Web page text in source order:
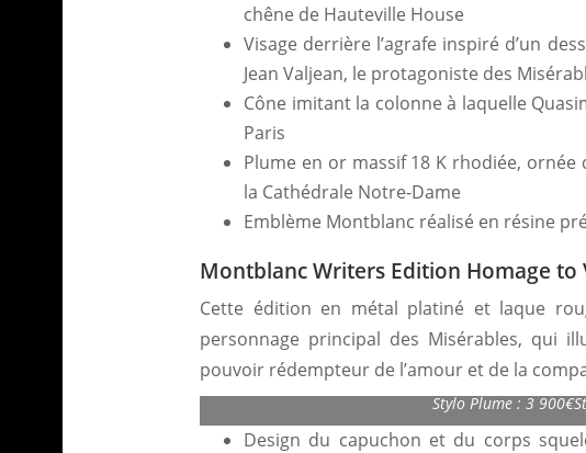
chêne de Hauteville House
Visage derrière l’agrafe inspiré d’un
Jean Valjean, le protagoniste des
Cône imitant la colonne à laquelle
Paris
Plume en or massif 18 K rhodiée, ornée
la Cathédrale Notre-Dame
Emblème Montblanc réalisé en résine
Montblanc Writers Edition Homage
Cette édition en métal platiné et laque
personnage principal des Misérables, qui
pouvoir rédempteur de l’amour et de la
Montblanc Writers Edition Homage to
Stylo Plume : 3
Design du capuchon et du corps